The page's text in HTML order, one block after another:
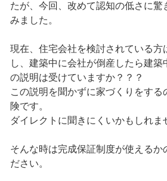
たが、今回、改めて認知の低さに驚
みました。
現在、住宅会社を検討されている方
し、建築中に会社が倒産したら建
の説明は受けていますか？？？
この説明を聞かずに家づくりをする
険です。
ダイレクトに聞きにくいかもしれま
そんな時は完成保証制度が使えるか
ださい。